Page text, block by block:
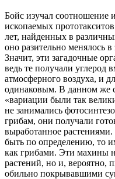
Бойс изучал соотношение
ископаемых
лет, найденных в
оно разительно менялось
Значит, эти загадочные
ведь те получали углерод
атмосферного воздуха, и
одинаковым. В данном же
«вариации были так
не занимались
грибам, они получали
выработанное
быть по определению, то
как грибами. Эти махины
растений, но и, вероятно,
обильно покрывавшими